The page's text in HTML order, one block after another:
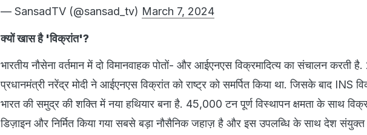
— SansadTV (@sansad_tv) March 7, 2024
क्यों खास है 'विक्रांत'?
भारतीय नौसेना वर्तमान में दो विमानवाहक पोतों- और आईएनएस विक्रमादित्य का संचालन करती
प्रधानमंत्री नरेंद्र मोदी ने आईएनएस विक्रांत को राष्ट्र को समर्पित किया था. जिसके बाद INS
भारत की समुद्र की शक्ति में नया हथियार बना है. 45,000 टन पूर्ण विस्थापन क्षमता के साथ
डिज़ाइन और निर्मित किया गया सबसे बड़ा नौसैनिक जहाज़ है और इस उपलब्धि के साथ देश संयुक्त